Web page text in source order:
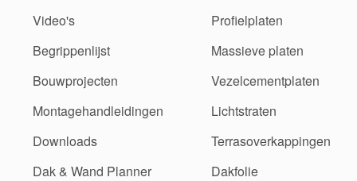
Video's
Begrippenlijst
Bouwprojecten
Montagehandleidingen
Downloads
Dak & Wand Planner
Profielplaten
Massieve platen
Vezelcementplaten
Lichtstraten
Terrasoverkappingen
Dakfolie